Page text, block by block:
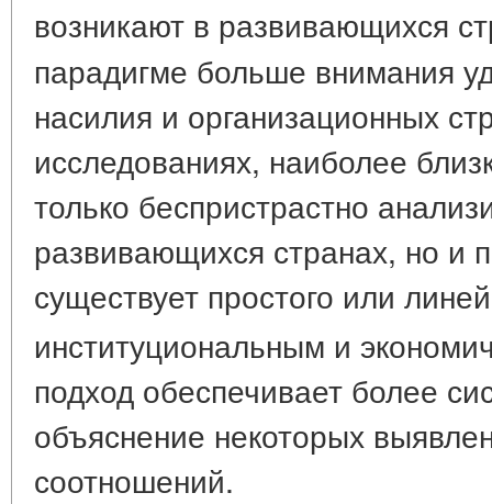
возникают в развивающихся
парадигме больше внимания
насилия и организационных
исследованиях, наиболее
только беспристрастно
развивающихся странах, но и
существует простого или
институциональным и
подход обеспечивает более
объяснение некоторых
соотношений.